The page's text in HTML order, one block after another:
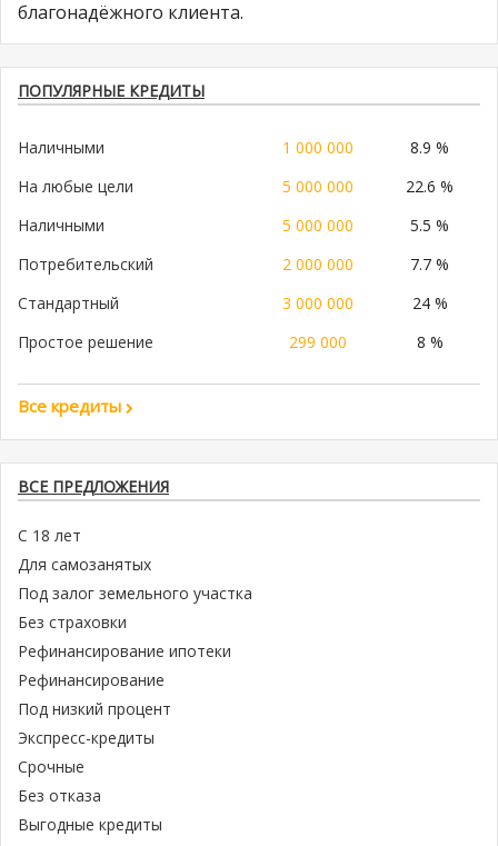
благонадёжного клиента.
ПОПУЛЯРНЫЕ КРЕДИТЫ
Наличными 1 000 000
8.9 %
На любые цели
5 000 000
22.6 %
Наличными
5 000 000
5.5 %
Потребительский
2 000 000
7.7 %
Стандартный
3 000 000
24 %
Простое решение
299 000 8 %
Все кредиты
ВСЕ ПРЕДЛОЖЕНИЯ
С 18 лет
Для самозанятых
Под залог земельного участка
Без страховки
Рефинансирование ипотеки
Рефинансирование
Под низкий процент
Экспресс-кредиты
Срочные
Без отказа
Выгодные кредиты